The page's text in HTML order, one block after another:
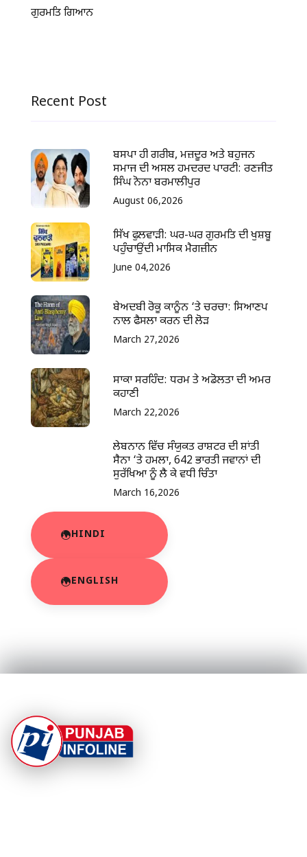
ਗੁਰਮਤਿ ਗਿਆਨ
Recent Post
ਬਸਪਾ ਹੀ ਗਰੀਬ, ਮਜ਼ਦੂਰ ਅਤੇ ਬਹੁਜਨ
ਸਮਾਜ ਦੀ ਅਸਲ ਹਮਦਰਦ ਪਾਰਟੀ: ਰਣਜੀਤ
ਸਿੰਘ ਨੋਨਾ ਬਰਮਾਲੀਪੁਰ
August 06,2026
ਸਿੱਖ ਫੁਲਵਾੜੀ: ਘਰ-ਘਰ ਗੁਰਮਤਿ ਦੀ ਖੁਸ਼ਬੂ
ਪਹੁੰਚਾਉਂਦੀ ਮਾਸਿਕ ਮੈਗਜ਼ੀਨ
June 04,2026
ਬੇਅਦਬੀ ਰੋਕੂ ਕਾਨੂੰਨ ‘ਤੇ ਚਰਚਾ: ਸਿਆਣਪ
ਨਾਲ ਫੈਸਲਾ ਕਰਨ ਦੀ ਲੋੜ
March 27,2026
ਸਾਕਾ ਸਰਹਿੰਦ: ਧਰਮ ਤੇ ਅਡੋਲਤਾ ਦੀ ਅਮਰ
ਕਹਾਣੀ
March 22,2026
ਲੇਬਨਾਨ ਵਿੱਚ ਸੰਯੁਕਤ ਰਾਸ਼ਟਰ ਦੀ ਸ਼ਾਂਤੀ
ਸੈਨਾ ‘ਤੇ ਹਮਲਾ, 642 ਭਾਰਤੀ ਜਵਾਨਾਂ ਦੀ
ਸੁਰੱਖਿਆ ਨੂੰ ਲੈ ਕੇ ਵਧੀ ਚਿੰਤਾ
March 16,2026
HINDI
ENGLISH